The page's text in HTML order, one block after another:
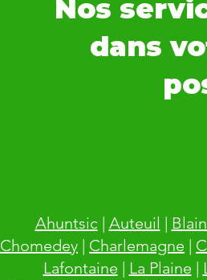
Nos
dans
Ahuntsic| Auteuil |
Chomedey | Charlemagne |
Lafontaine | La Plaine |